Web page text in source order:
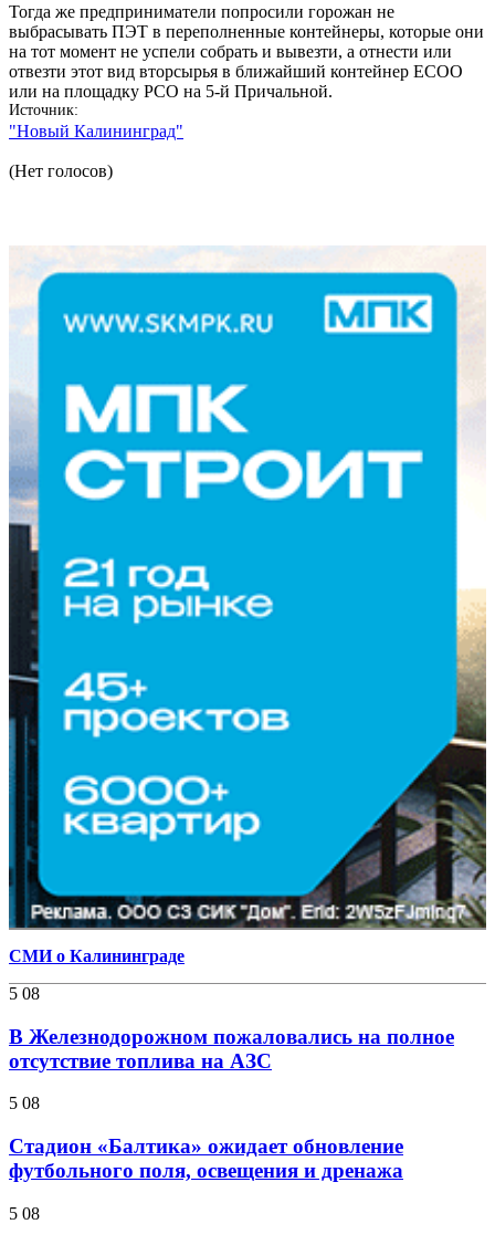
Тогда же предприниматели попросили горожан не
выбрасывать ПЭТ в переполненные контейнеры, которые они
на тот момент не успели собрать и вывезти, а отнести или
отвезти этот вид вторсырья в ближайший контейнер ЕСОО
или на площадку РСО на 5-й Причальной.
Источник
"Новый Калининград"
(Нет голосов)
СМИ о Калининграде
5 08
В Железнодорожном пожаловались на полное
отсутствие топлива на АЗС
5 08
Стадион «Балтика» ожидает обновление
футбольного поля, освещения и дренажа
5 08